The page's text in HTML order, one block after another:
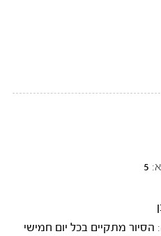
5
הסיור מתקיים בכל יום חמישי